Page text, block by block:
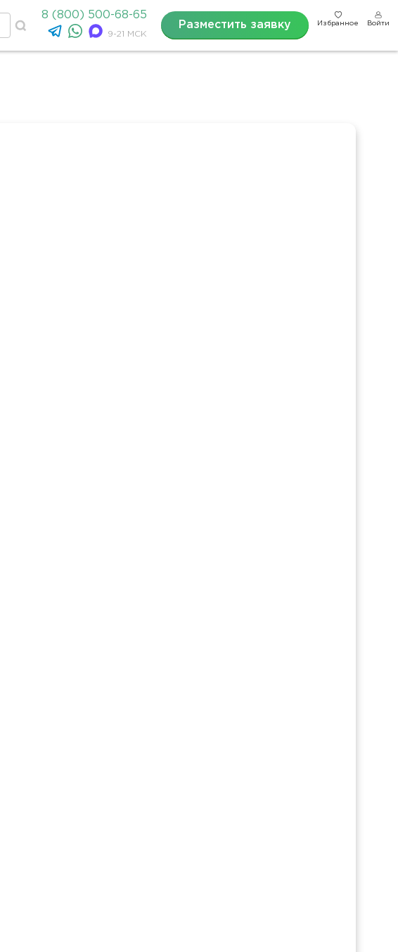
8 (800) 500-68-65
9-21 МСК
Разместить заявку Избранное Войти